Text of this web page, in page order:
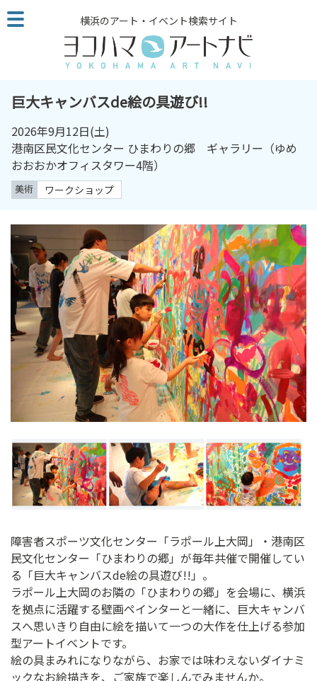
こ
の
ペ
ジ
ン
へ
キ
ッ
横浜のアート・イベント検索サイト
巨大キャンバスde絵の具遊び!!
2026年9月12日(土)
港南区民文化センター ひまわりの郷 ギャラリー（ゆめ
おおおかオフィスタワー4階）
美術 ワークショップ
障害者スポーツ文化センター「ラポール上大岡」・港南区
民文化センター「ひまわりの郷」が毎年共催で開催してい
る「巨大キャンバスde絵の具遊び!!」。
ラポール上大岡のお隣の「ひまわりの郷」を会場に、横浜
を拠点に活躍する壁画ペインターと一緒に、巨大キャンバ
スへ思いきり自由に絵を描いて一つの大作を仕上げる参加
型アートイベントです。
絵の具まみれになりながら、お家では味わえないダイナミ
ックなお絵描きを、ご家族で楽しんでみませんか。